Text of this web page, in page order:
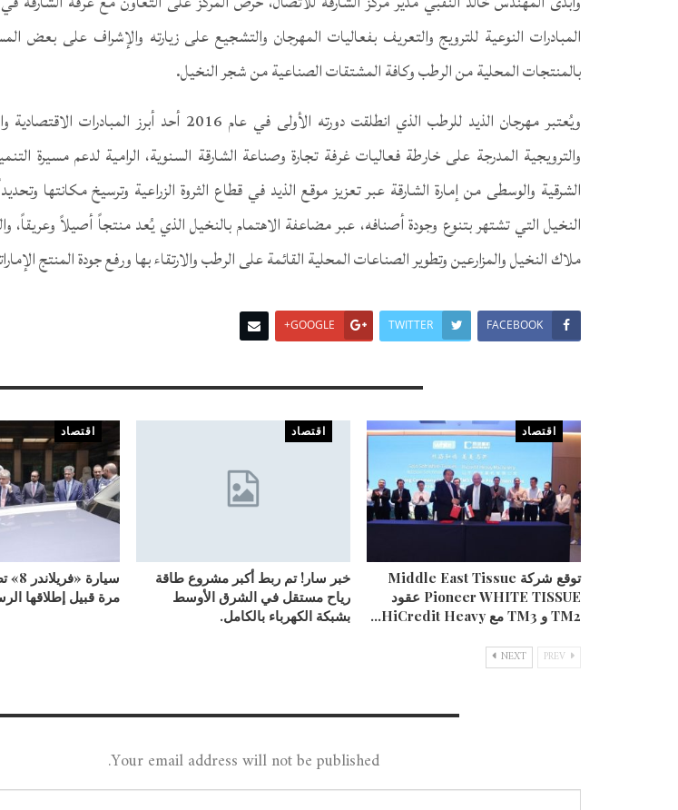
المبادرات النوعية للترويج والتعريف بفعاليات المهرجان والتشجيع على زيارته والإشراف على بعض
بالمنتجات المحلية من الرطب وكافة المشتقات الصناعية من شجر النخيل.
ويُعتبر مهرجان الذيد للرطب الذي انطلقت دورته الأولى في عام 2016 أحد أبرز
والترويجية المدرجة على خارطة فعاليات غرفة تجارة وصناعة الشارقة السنوية، الرامية لدعم مسيرة
الشرقية والوسطى من إمارة الشارقة عبر تعزيز موقع الذيد في قطاع الثروة الزراعية وترسيخ مكانتها
النخيل التي تشتهر بتنوع وجودة أصنافه، عبر مضاعفة الاهتمام بالنخيل الذي يُعد منتجاً أصيلاً وعريقاً،
ملاك النخيل والمزارعين وتطوير الصناعات المحلية القائمة على الرطب والارتقاء بها ورفع جودة المنتج
FACEBOOK
TWITTER
GOOGLE+
اقتصاد
توقع شركة Middle East Tissue
Pioneer WHITE TISSUE عقود
TM2 و TM3 مع HiCredit Heavy…
اقتصاد
خبر سار! تم ربط أكبر مشروع طاقة
رياح مستقل في الشرق الأوسط
بشبكة الكهرباء بالكامل.
اقتصاد
سيارة
مرة قبيل إطلاقها
NEXT
Your email address will not be published.